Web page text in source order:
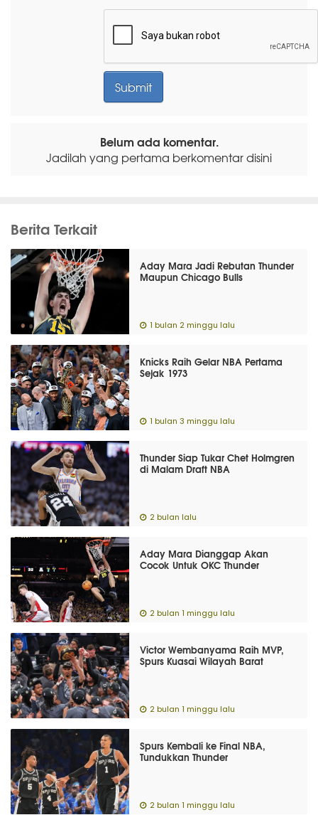
Belum ada komentar.
Jadilah yang pertama berkomentar disini
Berita Terkait
Aday Mara Jadi Rebutan Thunder
Maupun Chicago Bulls
1 bulan 2 minggu lalu
Knicks Raih Gelar NBA Pertama
Sejak 1973
1 bulan 3 minggu lalu
Thunder Siap Tukar Chet Holmgren
di Malam Draft NBA
2 bulan lalu
Aday Mara Dianggap Akan
Cocok Untuk OKC Thunder
2 bulan 1 minggu lalu
Victor Wembanyama Raih MVP,
Spurs Kuasai Wilayah Barat
2 bulan 1 minggu lalu
Spurs Kembali ke Final NBA,
Tundukkan Thunder
2 bulan 1 minggu lalu